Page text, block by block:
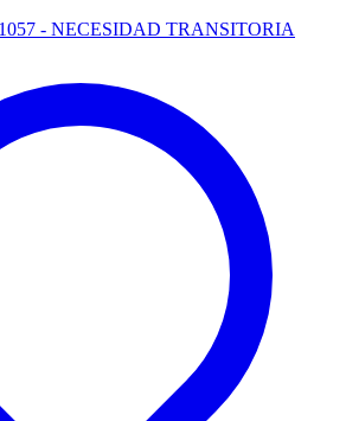
- NECESIDAD TRANSITORIA